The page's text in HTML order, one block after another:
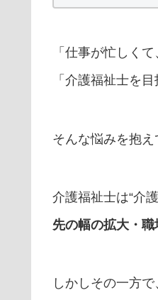
「仕事が忙しく
「介護福祉士を
そんな悩みを抱え
介護福祉士は“介
先の幅の拡大・
しかしその一方